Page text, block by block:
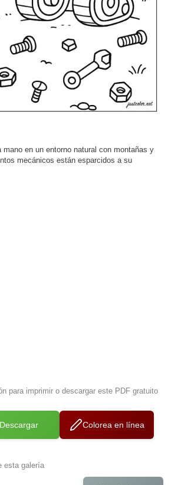
en un entorno natural con montañas y
mecánicos están esparcidos a su
para imprimir o descargar este PDF gratuito
Descargar Colorea en línea
esta galería